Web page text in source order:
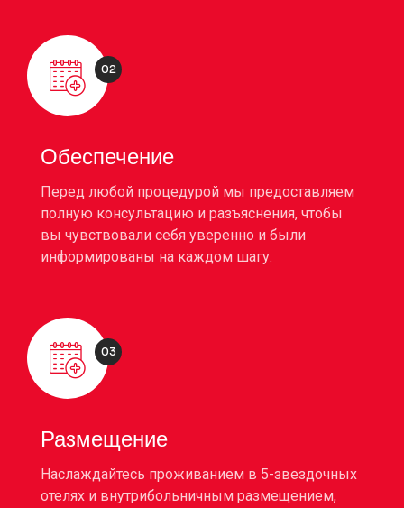
02
Обеспечение
Перед любой процедурой мы предоставляем
полную консультацию и разъяснения, чтобы
вы чувствовали себя уверенно и были
информированы на каждом шагу.
03
Размещение
Наслаждайтесь проживанием в 5-звездочных
отелях и внутрибольничным размещением,